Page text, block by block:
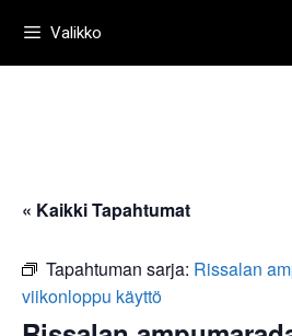
sisältöönValikko
« Kaikki Tapahtumat
Tapahtuman sarja: Rissalan
viikonloppu käyttö